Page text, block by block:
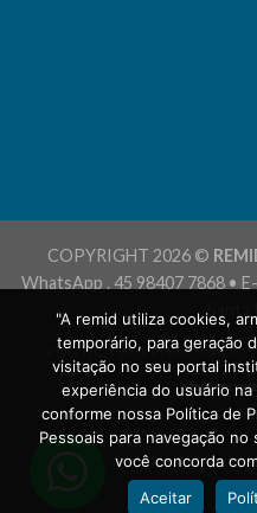
COPYRIGHT 2026 ©
WhatsApp . 45 98407 7868 •
Santa
POLÍTICA DE PRIVACIDADE
"A remid utiliza cookies,
temporário, para geração
visitação no seu portal
experiência do usuário
conforme nossa Política de
Pessoais para navegação
você concorda
Aceitar